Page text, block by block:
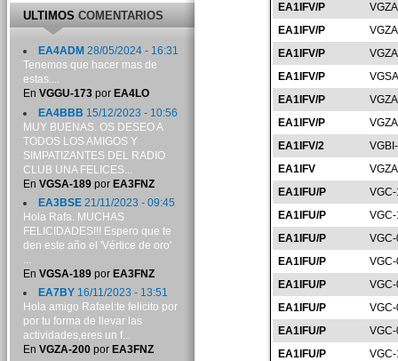
EA1IFV/P
EA1IFV/P
EA1IFV/P
EA1IFV/P
EA1IFV/P
EA1IFV/P
EA1IFV/2
EA1IFV
EA1IFU/P
EA1IFU/P
EA1IFU/P
EA1IFU/P
EA1IFU/P
EA1IFU/P
EA1IFU/P
EA1IFU/P
ULTIMOSCOMENTARIOS
EA4ADM 28/05/2024 - 16:31
Tenemos que hacer mas de
estas....
En VGGU-173por EA4LO
EA4BBB 15/12/2023 - 10:56
MUY BUENAS. OS DESEO A
TODOS LOS AMIGOS Y
SIMPATIZANTES DEL RADIO
CLUB UNA FELICES...
En VGSA-189por EA3FNZ
EA3BSE21/11/2023 - 09:45
Hola Rafa. MUCHAS
FELICIDADES!!! Espero que te
den este año el 'Vértice de oro'
...
En VGSA-189por EA3FNZ
EA7BY16/11/2023 - 13:51
Hola amigo Rafael:te felicito por
por tu forma de llevar las
actividades,eres un f...
En VGZA-200por EA3FNZ